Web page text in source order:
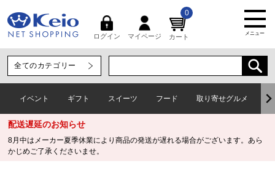
ログイン マイページ カート
0
メニュー
イベント ギフト スイーツ フード 取り寄せグルメ
配送遅延のお知らせ
8月中はメーカー夏季休業により商品の発送が遅れる場合がございます。あら
かじめご了承くださいませ。